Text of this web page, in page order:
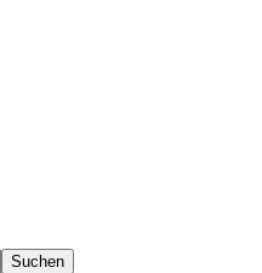
Suchen